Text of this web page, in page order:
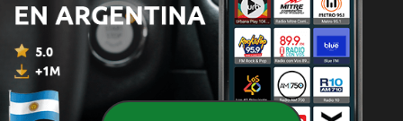
136 - Mensch sein - Mensch bleiben
16 abr. 2025
135 Zeitenwende – schon wieder
02 abr. 2025